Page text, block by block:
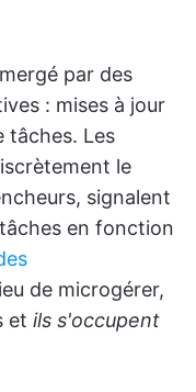
par des
: mises à jour
tâches. Les
le
signalent
en fonction
de microgérer,
et ils s'occupent